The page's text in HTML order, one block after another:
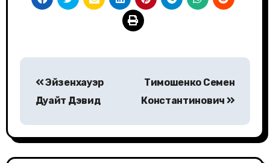
по
записям
Эйзенхауэр
Дуайт Дэвид
Тимошенко Семен
Константинович